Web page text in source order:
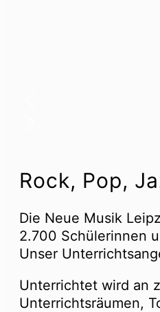
Rock, Pop,
Die Neue Musik
2.700 Schülerinnen
Unser
Unterrichtet wird an
Unterrichtsräumen,